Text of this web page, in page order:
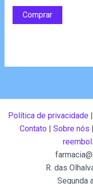
de 5
original
era:
Comprar
Política de privacidade |
Contato | Sobre nós |
R. das
Segunda